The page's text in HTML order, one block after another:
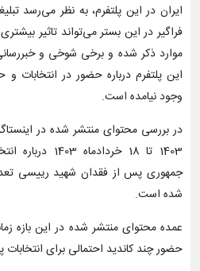
ایران در این پلتفرم، به نظر می‌رسد
فراگیر در این بستر می‌تواند تاثیر
موارد ذکر شده و برخی شوخی و
این پلتفرم درباره حضور در
وجود نیامده است.
1403 تا 18
شده است.
عمده محتوای منتشر شده در این بازه
حضور چند کاندید احتمالی برای انتخابات